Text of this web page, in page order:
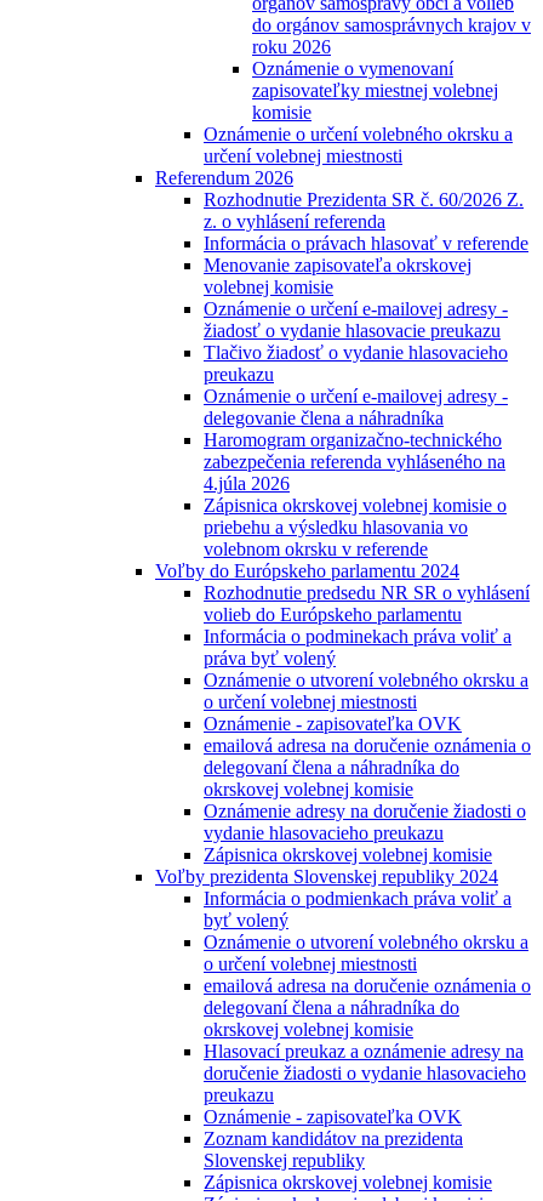
do orgánov samosprávnych krajov v
roku 2026
Oznámenie o vymenovaní
zapisovateľky miestnej volebnej
komisie
Oznámenie o určení volebného okrsku a
určení volebnej miestnosti
Referendum 2026
Rozhodnutie Prezidenta SR č. 60/2026 Z.
z. o vyhlásení referenda
Informácia o právach hlasovať v referende
Menovanie zapisovateľa okrskovej
volebnej komisie
Oznámenie o určení e-mailovej adresy -
žiadosť o vydanie hlasovacie preukazu
Tlačivo žiadosť o vydanie hlasovacieho
preukazu
Oznámenie o určení e-mailovej adresy -
delegovanie člena a náhradníka
Haromogram organizačno-technického
zabezpečenia referenda vyhláseného na
4.júla 2026
Zápisnica okrskovej volebnej komisie o
priebehu a výsledku hlasovania vo
volebnom okrsku v referende
Voľby do Európskeho parlamentu 2024
Rozhodnutie predsedu NR SR o vyhlásení
volieb do Európskeho parlamentu
Informácia o podminekach práva voliť a
práva byť volený
Oznámenie o utvorení volebného okrsku a
o určení volebnej miestnosti
Oznámenie - zapisovateľka OVK
emailová adresa na doručenie oznámenia o
delegovaní člena a náhradníka do
okrskovej volebnej komisie
Oznámenie adresy na doručenie žiadosti o
vydanie hlasovacieho preukazu
Zápisnica okrskovej volebnej komisie
Voľby prezidenta Slovenskej republiky 2024
Informácia o podmienkach práva voliť a
byť volený
Oznámenie o utvorení volebného okrsku a
o určení volebnej miestnosti
emailová adresa na doručenie oznámenia o
delegovaní člena a náhradníka do
okrskovej volebnej komisie
Hlasovací preukaz a oznámenie adresy na
doručenie žiadosti o vydanie hlasovacieho
preukazu
Oznámenie - zapisovateľka OVK
Zoznam kandidátov na prezidenta
Slovenskej republiky
Zápisnica okrskovej volebnej komisie